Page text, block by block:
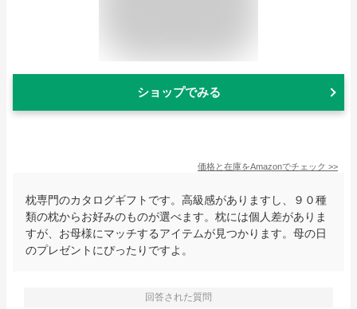
ショップでみる
価格と在庫をAmazonでチェック >>
枕専門のカタログギフトです。高級感がありますし、９０種
類の枕からお好みのものが選べます。枕には個人差がありま
すが、お母様にマッチするアイテムが見つかります。母の日
のプレゼントにぴったりですよ。
回答された質問